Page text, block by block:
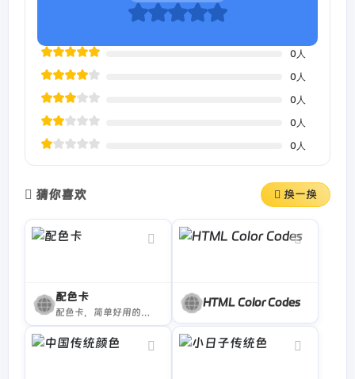
0 人
0 人
0 人
0 人
0 人
猜你喜欢 换一换
配色卡
配色卡，简单好用的配色网站，专注于配色色彩领域，拥有超多经典、时尚、新锐配色组合，让色彩搭配不再难
HTML Color Codes